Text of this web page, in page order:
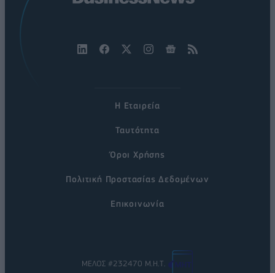
Η Εταιρεία
Ταυτότητα
Όροι Χρήσης
Πολιτική Προστασίας Δεδομένων
Επικοινωνία
ΜΕΛΟΣ #232470 Μ.Η.Τ.